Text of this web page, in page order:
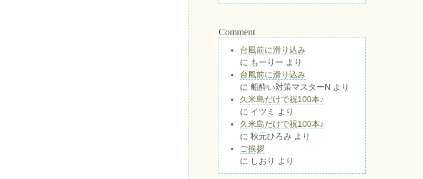
Comment
台風前に滑り込み
に もーりー より
台風前に滑り込み
に 船酔い対策マスターN より
久米島だけで祝100本♪
に イツミ
より
久米島だけで祝100本♪
に 秋元ひろみ より
ご挨拶
に しおり より